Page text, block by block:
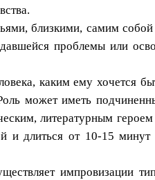
близкими, самим
проблемы или
каким ему хочется
может иметь
литературным
длиться от 10-15